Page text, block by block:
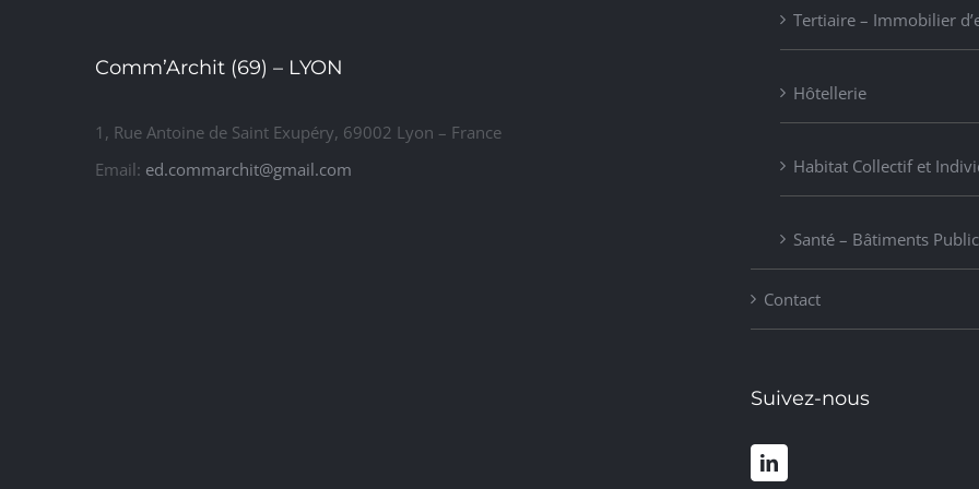
Comm’Archit (69) – LYON
1, Rue Antoine de Saint Exupéry, 69002 Lyon – France
Email: ed.commarchit@gmail.com
Tertiaire – Immobilier
Hôtellerie
Habitat Collectif et
Santé – Bâtiments
Contact
Suivez-nous